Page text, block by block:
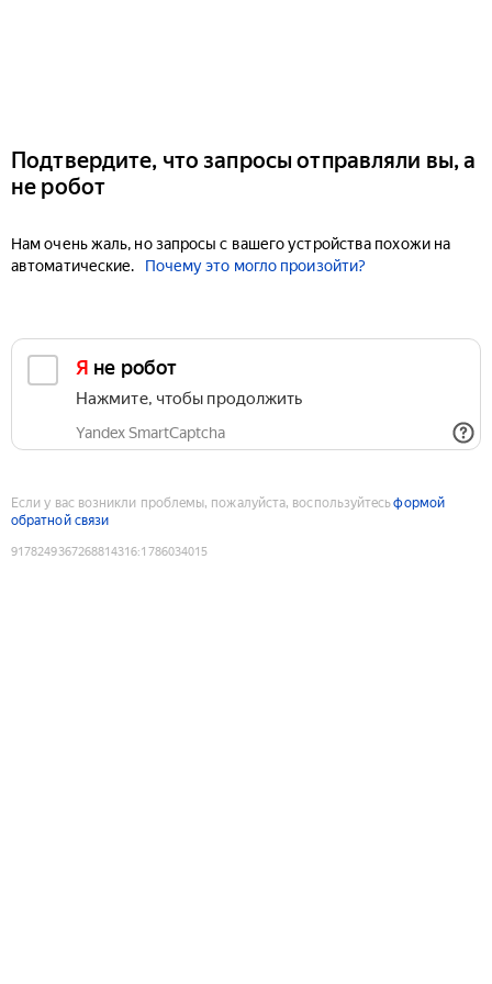
Подтвердите, что запросы отправляли вы, а
не робот
Нам очень жаль, но запросы с вашего устройства похожи на
автоматические.
Почему это могло произойти?
Я не робот
Нажмите, чтобы продолжить
Yandex SmartCaptcha
Если у вас возникли проблемы, пожалуйста, воспользуйтесьформой
обратной связи
9178249367268814316:1786034015